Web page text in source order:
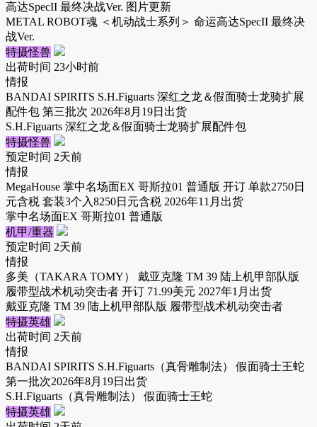
高达SpecII 最终决战Ver. 图片更新
METAL ROBOT魂 ＜机动战士系列＞ 命运高达SpecII 最终决
战Ver.
特摄怪兽
出荷时间 23小时前
情报
BANDAI SPIRITS S.H.Figuarts 深红之龙＆假面骑士龙骑扩展
配件包 第三批次 2026年8月19日出货
S.H.Figuarts 深红之龙＆假面骑士龙骑扩展配件包
特摄怪兽
预定时间 2天前
情报
MegaHouse 掌中名场面EX 哥斯拉01 普通版 开订 单款2750日
元含税 套装3个入8250日元含税 2026年11月出货
掌中名场面EX 哥斯拉01 普通版
机甲/重器
预定时间 2天前
情报
多美（TAKARA TOMY） 戴亚克隆 TM 39 陆上机甲部队版
履带型战术机动突击者 开订 71.99美元 2027年1月出货
戴亚克隆 TM 39 陆上机甲部队版 履带型战术机动突击者
特摄英雄
出荷时间 2天前
情报
BANDAI SPIRITS S.H.Figuarts（真骨雕制法） 假面骑士王蛇
第一批次2026年8月19日出货
S.H.Figuarts（真骨雕制法） 假面骑士王蛇
特摄英雄